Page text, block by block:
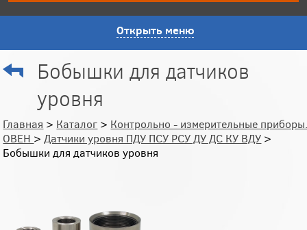
Открыть меню
Бобышки для датчиков
уровня
Главная > Каталог > Контрольно - измерительные
ОВЕН > Датчики уровня ПДУ ПСУ РСУ ДУ ДС КУ ВДУ >
Бобышки для датчиков уровня